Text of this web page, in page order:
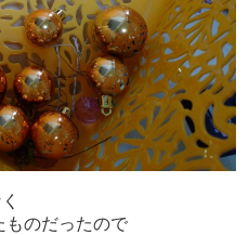
ものだったので